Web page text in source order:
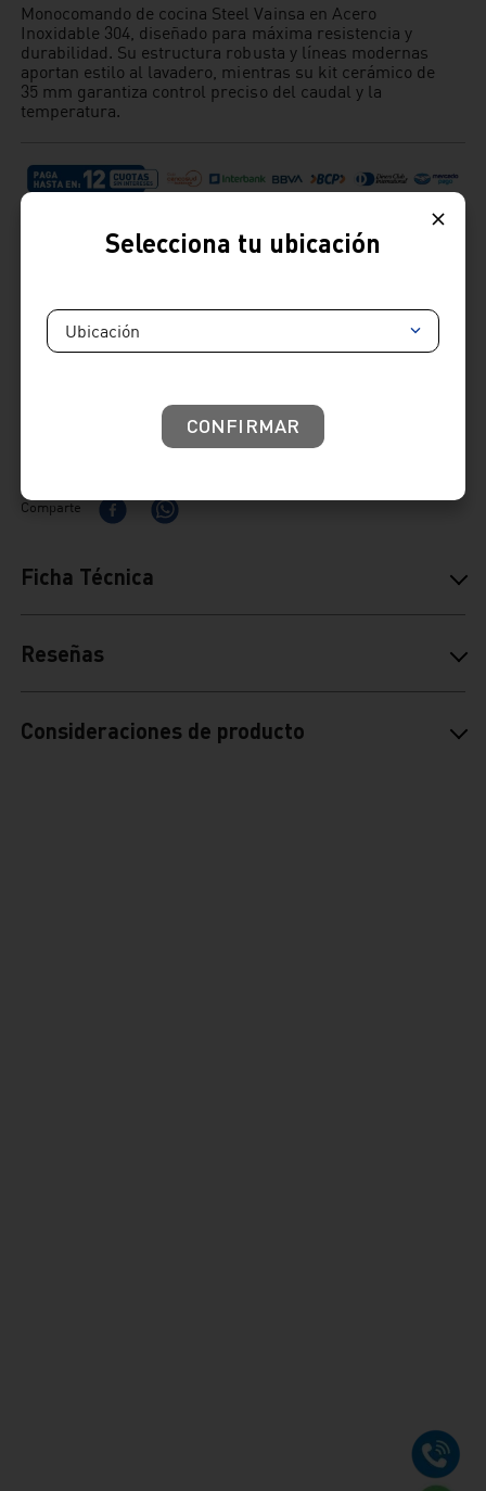
Monocomando de cocina Steel Vainsa en Acero
Inoxidable 304, diseñado para máxima resistencia y
durabilidad. Su estructura robusta y líneas modernas
aportan estilo al lavadero, mientras su kit cerámico de
35 mm garantiza control preciso del caudal y la
temperatura.
01 604 4646
Comparte
Ficha Técnica
Reseñas
Consideraciones de producto
Selecciona tu ubicación
Ubicación
CONFIRMAR